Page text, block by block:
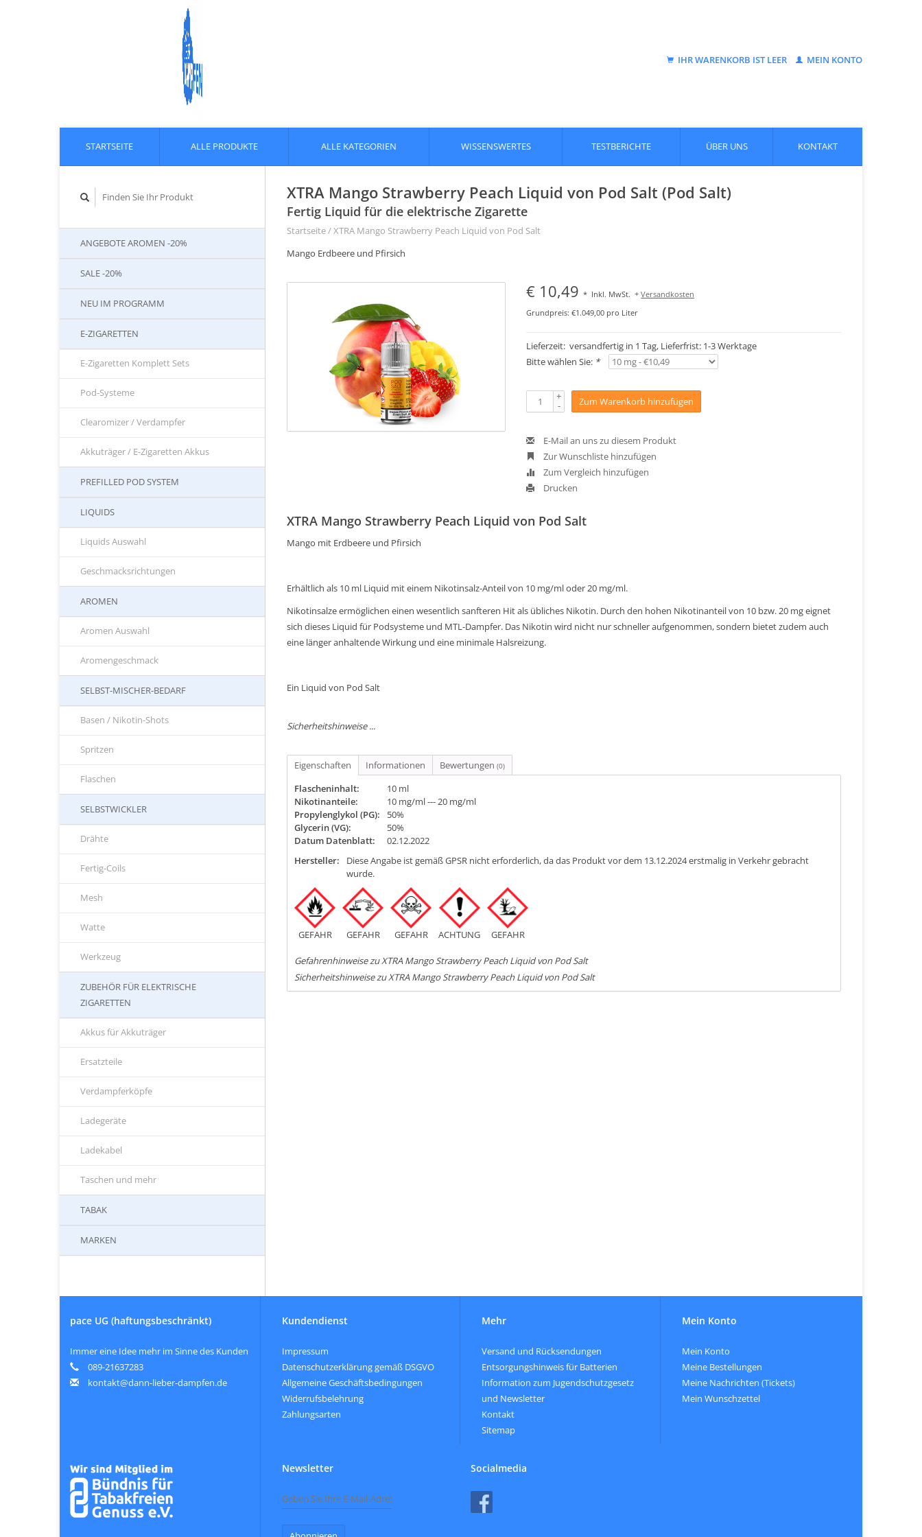
IHR WARENKORB IST LEER MEIN KONTO
STARTSEITE ALLE PRODUKTE ALLE KATEGORIEN WISSENSWERTES TESTBERICHTE ÜBER UNS KONTAKT
ANGEBOTE AROMEN -20%
SALE -20%
NEU IM PROGRAMM
E-ZIGARETTEN
E-Zigaretten Komplett Sets
Pod-Systeme
Clearomizer / Verdampfer
Akkuträger / E-Zigaretten Akkus
PREFILLED POD SYSTEM
LIQUIDS
Liquids Auswahl
Geschmacksrichtungen
AROMEN
Aromen Auswahl
Aromengeschmack
SELBST-MISCHER-BEDARF
Basen / Nikotin-Shots
Spritzen
Flaschen
SELBSTWICKLER
Drähte
Fertig-Coils
Mesh
Watte
Werkzeug
ZUBEHÖR FÜR ELEKTRISCHE
ZIGARETTEN
Akkus für Akkuträger
Ersatzteile
Verdampferköpfe
Ladegeräte
Ladekabel
Taschen und mehr
TABAK
MARKEN
XTRA Mango Strawberry Peach Liquid von Pod Salt (Pod Salt)
Fertig Liquid für die elektrische Zigarette
Startseite/XTRA Mango Strawberry Peach Liquid von Pod Salt
Mango Erdbeere und Pfirsich
€ 10,49* Inkl. MwSt. +Versandkosten
Grundpreis: €1.049,00 pro Liter
Lieferzeit: versandfertig in 1 Tag, Lieferfrist: 1-3 Werktage
Bitte wählen Sie: *
+
- Zum Warenkorb hinzufügen
E-Mail an uns zu diesem Produkt
Zur Wunschliste hinzufügen
Zum Vergleich hinzufügen
Drucken
XTRA Mango Strawberry Peach Liquid von Pod Salt
Mango mit Erdbeere und Pfirsich
Erhältlich als 10 ml Liquid mit einem Nikotinsalz-Anteil von 10 mg/ml oder 20 mg/ml.
Nikotinsalze ermöglichen einen wesentlich sanfteren Hit als übliches Nikotin. Durch den hohen Nikotinanteil von 10 bzw. 20 mg eignet
sich dieses Liquid für Podsysteme und MTL-Dampfer. Das Nikotin wird nicht nur schneller aufgenommen, sondern bietet zudem auch
eine länger anhaltende Wirkung und eine minimale Halsreizung.
Ein Liquid von Pod Salt
Sicherheitshinweise ...
Eigenschaften Informationen Bewertungen (0)
Flascheninhalt:
10 ml
Nikotinanteile:
10 mg/ml --- 20 mg/ml
Propylenglykol (PG):
50%
Glycerin (VG):
50%
Datum Datenblatt:
02.12.2022
Hersteller:
Diese Angabe ist gemäß GPSR nicht erforderlich, da das Produkt vor dem 13.12.2024 erstmalig in Verkehr gebracht
wurde.
GEFAHR GEFAHR GEFAHR ACHTUNG GEFAHR
Gefahrenhinweise zu XTRA Mango Strawberry Peach Liquid von Pod Salt
Sicherheitshinweise zu XTRA Mango Strawberry Peach Liquid von Pod Salt
pace UG (haftungsbeschränkt)
Immer eine Idee mehr im Sinne des Kunden
089-21637283
kontakt@dann-lieber-dampfen.de
Kundendienst
Impressum
Datenschutzerklärung gemäß DSGVO
Allgemeine Geschäftsbedingungen
Widerrufsbelehrung
Zahlungsarten
Mehr
Versand und Rücksendungen
Entsorgungshinweis für Batterien
Information zum Jugendschutzgesetz
und Newsletter
Kontakt
Sitemap
Mein Konto
Mein Konto
Meine Bestellungen
Meine Nachrichten (Tickets)
Mein Wunschzettel
Newsletter Socialmedia